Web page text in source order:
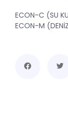
ECON-C (SU
ECON-M